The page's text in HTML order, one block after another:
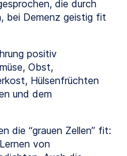
die durch
bei Demenz geistig fit
positiv
Obst,
Hülsenfrüchten
und dem
die “grauen Zellen” fit:
von